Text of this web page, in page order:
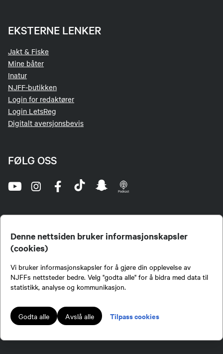
Denne nettsiden bruker informasjonskapsler
(cookies)
Vi bruker informasjonskapsler for å gjøre din opplevelse av
NJFFs nettsteder bedre. Velg "godta alle" for å bidra med data til
statistikk, analyse og kommunikasjon.
Godta alle Avslå alle Tilpass cookies
EKSTERNE LENKER
Jakt & Fiske
Mine båter
Inatur
NJFF-butikken
Login for redaktører
Login LetsReg
Digitalt aversjonsbevis
FØLG OSS
jegere og sportsfiskere og et av de viktigste miljøene for formidling av kunnskap om jakt og
fiske i Norge. Vi er en partipolitisk nøytral organisasjon, men har et sterkt jakt-, fiske-, og
naturpolitisk engasjement i mange saker.
Lokalforeninger tilsluttet Norges Jeger- og Fiskerforbund har ansvar for innhold de
publiserer på njff.no.